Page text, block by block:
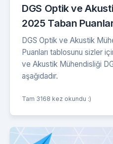
DGS Optik ve
2025 Taban
DGS Optik ve Akustik
Puanları tablosunu sizler
ve Akustik Mühendisliği
aşağıdadır.
Tam 3168 kez okundu :)